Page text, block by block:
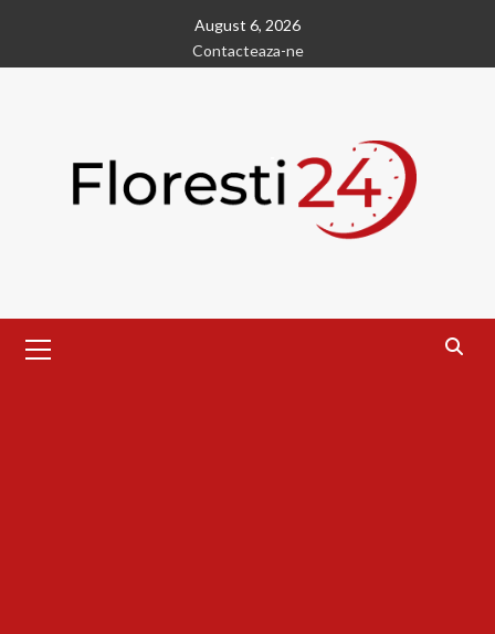
content
August 6, 2026
Contacteaza-ne
Menu